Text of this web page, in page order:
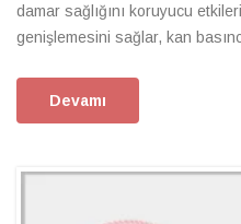
damar sağlığını koruyucu
genişlemesini sağlar, kan
Devamı